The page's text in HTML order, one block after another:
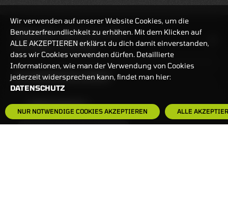
BANKEINSTELLUNGEN
HÄUFIG GESUCHT:
HANDELSZEIT
MO-FR: 7:30-23 UHR
ZERTIFIKATE
8:00-22 UHR
Wir verwenden auf unserer Website Cookies, um die
Benutzerfreundlichkeit zu erhöhen. Mit dem Klicken auf
ALLE AKZEPTIEREN erklärst du dich damit einverstanden,
dass wir Cookies verwenden dürfen. Detaillierte
Informationen, wie man der Verwendung von Cookies
jederzeit widersprechen kann, findet man hier:
DATENSCHUTZ
NUR NOTWENDIGE COOKIES AKZEPTIEREN ALLE